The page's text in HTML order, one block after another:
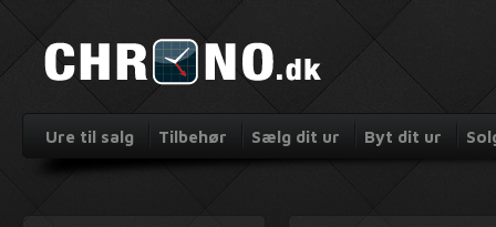
Ure til salg Tilbehør Sælg dit ur Byt dit ur